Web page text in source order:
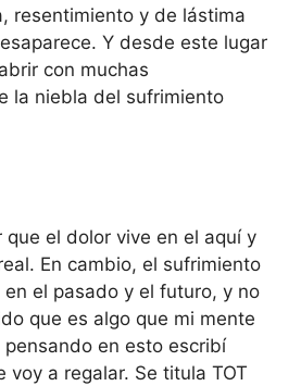
resentimiento y de lástima
Y desde este lugar
con muchas
la niebla del sufrimiento
que el dolor vive en el aquí y
En cambio, el sufrimiento
el pasado y el futuro, y no
que es algo que mi mente
en esto escribí
voy a regalar. Se titula TOT